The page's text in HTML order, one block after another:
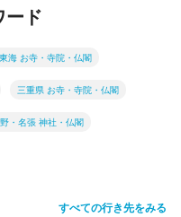
ード
東海 お寺・寺院・仏閣
三重県 お寺・寺院・仏閣
・名張 神社・仏閣
すべての行き先をみる